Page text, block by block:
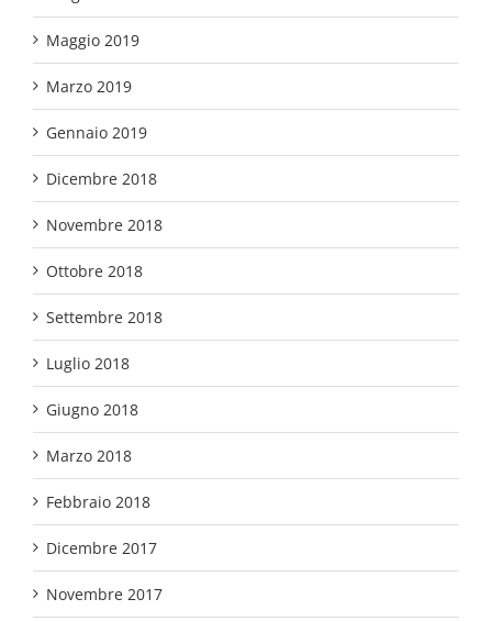
Maggio 2019
Marzo 2019
Gennaio 2019
Dicembre 2018
Novembre 2018
Ottobre 2018
Settembre 2018
Luglio 2018
Giugno 2018
Marzo 2018
Febbraio 2018
Dicembre 2017
Novembre 2017